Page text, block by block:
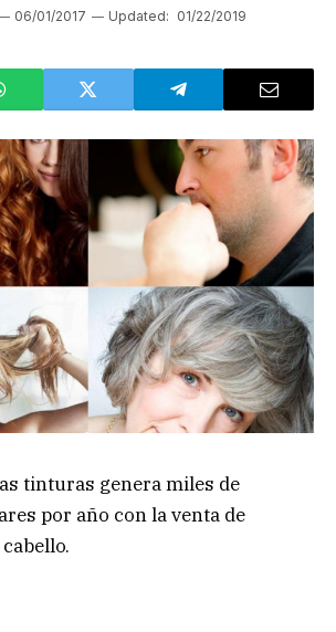
06/01/2017 Updated: 01/22/2019
tinturas genera miles de
por año con la venta de